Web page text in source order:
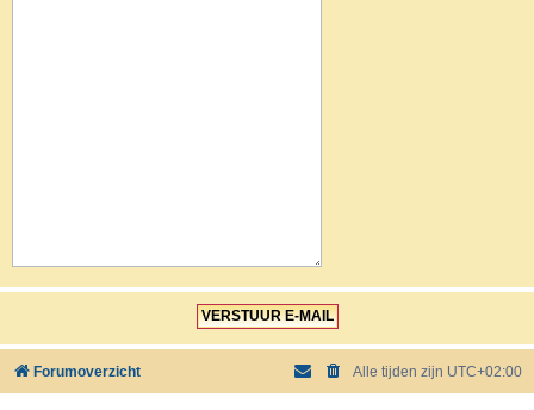
Forumoverzicht Alle tijden zijn UTC+02:00